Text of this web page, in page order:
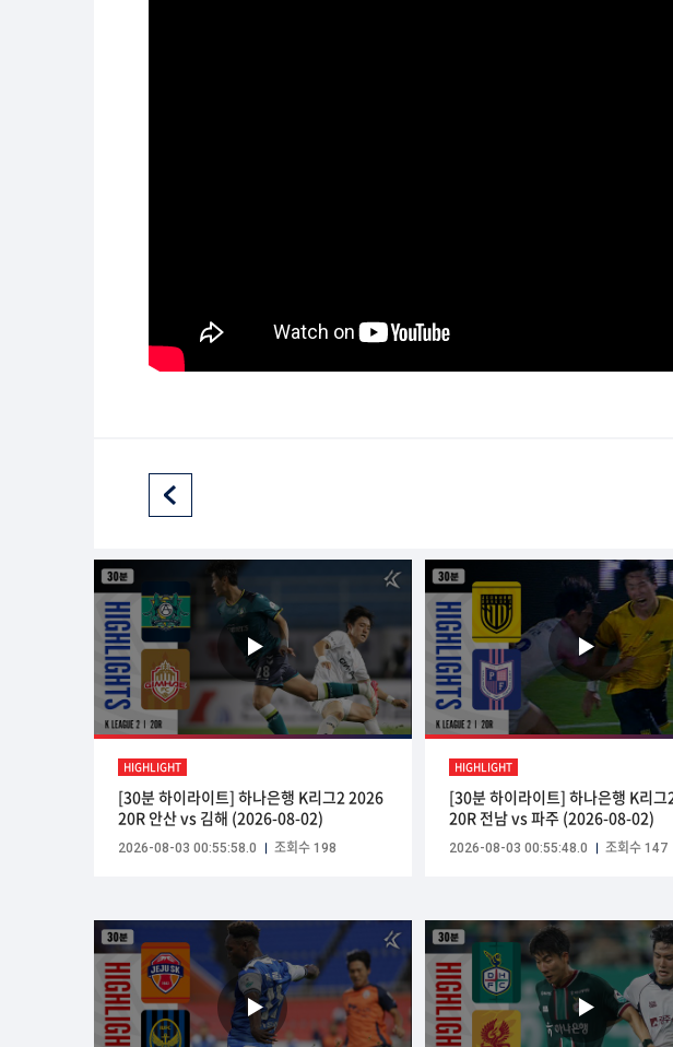
HIGHLIGHT
[30분 하이라이트] 하나은행 K리그2 2026
20R 안산 vs 김해 (2026-08-02)
2026-08-03 00:55:58.0 조회수 198
HIGHLIGHT
[30분 하이라이트] 하나은행 K리
20R 전남 vs 파주 (2026-08-02)
2026-08-03 00:55:48.0 조회수 147